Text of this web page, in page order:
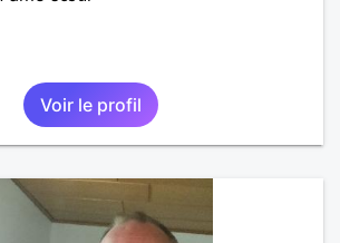
Voir le profil